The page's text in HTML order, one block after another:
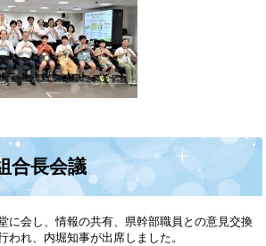
合長会議
に会し、情報の共有、県幹部職員との意見交換
われ、内堀知事が出席しました。